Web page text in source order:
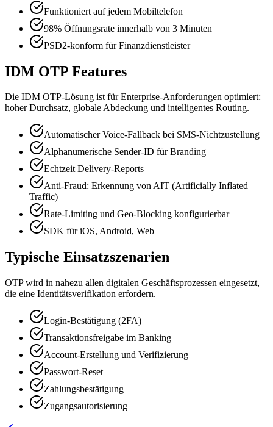
Funktioniert auf jedem Mobiltelefon
98% Öffnungsrate innerhalb von 3 Minuten
PSD2-konform für Finanzdienstleister
IDM OTP Features
Die IDM OTP-Lösung ist für Enterprise-Anforderungen optimiert:
hoher Durchsatz, globale Abdeckung und intelligentes Routing.
Automatischer Voice-Fallback bei SMS-Nichtzustellung
Alphanumerische Sender-ID für Branding
Echtzeit Delivery-Reports
Anti-Fraud: Erkennung von AIT (Artificially Inflated
Traffic)
Rate-Limiting und Geo-Blocking konfigurierbar
SDK für iOS, Android, Web
Typische Einsatzszenarien
OTP wird in nahezu allen digitalen Geschäftsprozessen eingesetzt,
die eine Identitätsverifikation erfordern.
Login-Bestätigung (2FA)
Transaktionsfreigabe im Banking
Account-Erstellung und Verifizierung
Passwort-Reset
Zahlungsbestätigung
Zugangsautorisierung